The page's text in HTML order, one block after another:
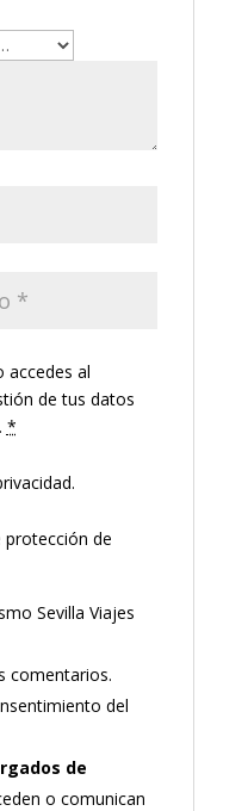
accedes al
de tus datos
*
de
Sevilla Viajes
comentarios.
del
de
o comunican